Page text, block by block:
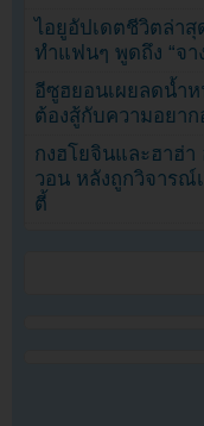
ไอยูอัปเดตชีวิตล่า
ทำแฟนๆ พูดถึง “จา
อีซูฮยอนเผยลดน้ำ
ต้องสู้กับความอยาก
กงฮโยจินและฮาฮ่า
วอน หลังถูกวิจารณ์
ตี้